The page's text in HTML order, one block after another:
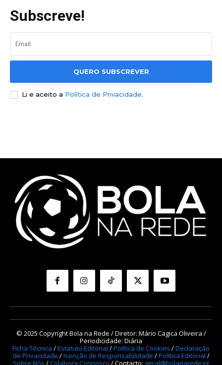
Subscreve!
QUERO SUBSCREVER
Li e aceito a Política de Privacidade.
© 2025 Copyright Bola na Rede / Diretor: Mário Cagica Oliveira /
Periodicidade: Diária
Ficha Técnica /Estatuto Editorial /Política de Cookies /Declaração
de Privacidade /Isenção de Responsabilidade /Política Editorial /
Sobre Nós /Colabora Connosco / Contacto: geral@bolanarede.pt